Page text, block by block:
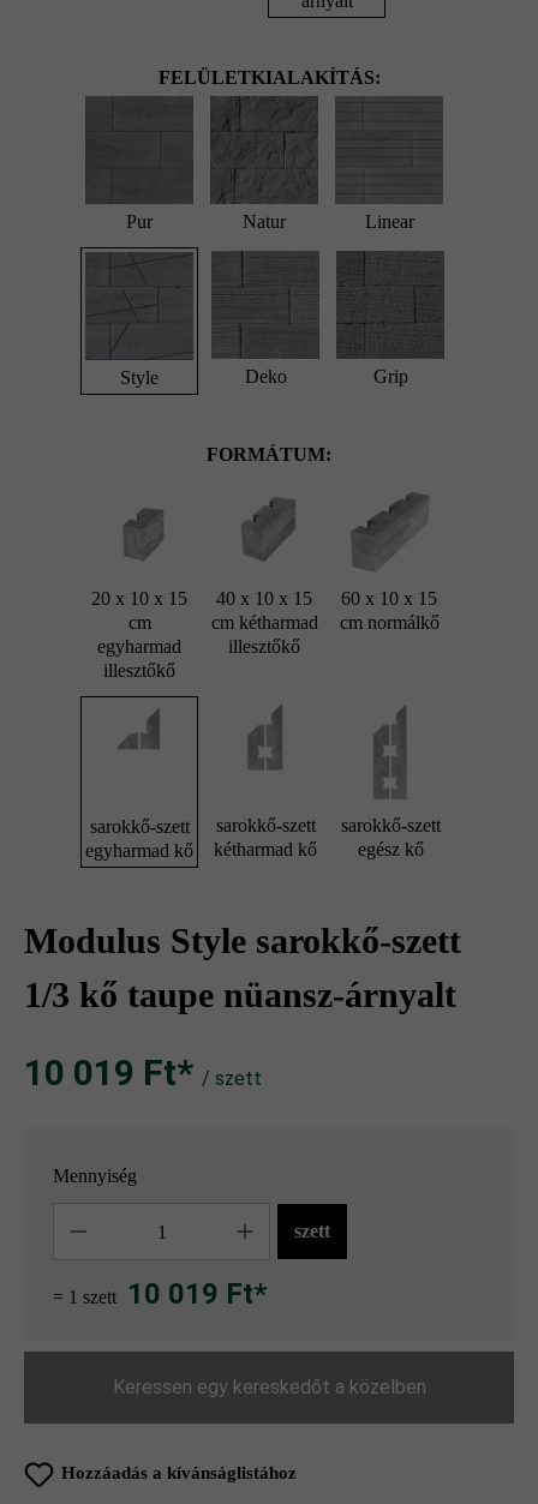
FELÜLETKIALAKÍTÁS:
Pur Natur Linear
Style Deko Grip
FORMÁTUM:
20 x 10 x 15
cm
egyharmad
illesztőkő
40 x 10 x 15
cm kétharmad
illesztőkő
60 x 10 x 15
cm normálkő
sarokkő-szett
egyharmad kő
sarokkő-szett
kétharmad kő
sarokkő-szett
egész kő
Modulus Style sarokkő-szett
1/3 kő taupe nüansz-árnyalt
10 019 Ft‎‎‎* / szett
Mennyiség
szett
= 1 szett 10 019 Ft*
Keressen egy kereskedőt a közelben
Hozzáadás a kívánságlistához